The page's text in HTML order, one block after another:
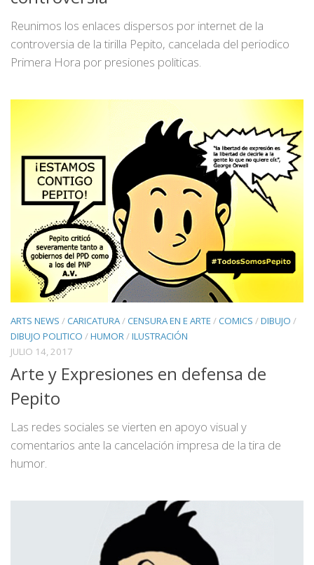
Reunimos los enlaces dispersos por internet de la
controversia de la tirilla Pepito, cancelada del periodico
Primera Hora por presiones politicas.
ARTS NEWS /CARICATURA/CENSURA EN E ARTE /COMICS /DIBUJO /
DIBUJO POLITICO /HUMOR/ILUSTRACIÓN
JULIO 14, 2017
Arte y Expresiones en defensa de
Pepito
Las redes sociales se vierten en apoyo visual y
comentarios ante la cancelación impresa de la tira de
humor.